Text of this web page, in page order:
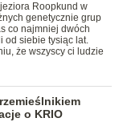
Roopkund w
genetycznie grup
co najmniej dwóch
od siebie tysiąc lat.
że wszyscy ci ludzie
o KRIO